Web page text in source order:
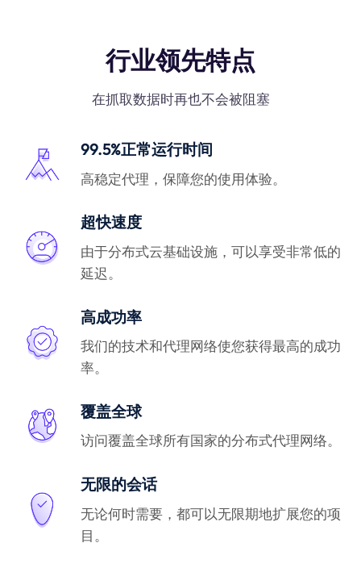
行业领先特点
在抓取数据时再也不会被阻塞
99.5%正常运行时间
高稳定代理，保障您的使用体验。
超快速度
由于分布式云基础设施，可以享受非常低的
延迟。
高成功率
我们的技术和代理网络使您获得最高的成功
率。
覆盖全球
访问覆盖全球所有国家的分布式代理网络。
无限的会话
无论何时需要，都可以无限期地扩展您的项
目。